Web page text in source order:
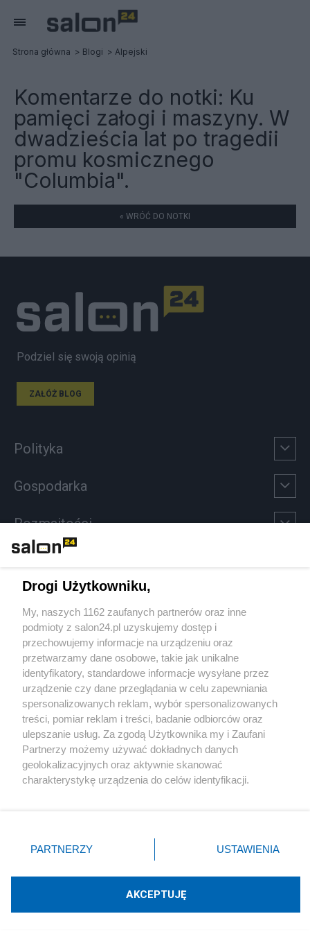
Strona główna Blogi Alpejski
Komentarze do notki: Ku
pamięci załogi i maszyny. W
dwadzieścia lat po tragedii
promu kosmicznego
"Columbia".
« WRÓĆ DO NOTKI
Podziel się swoją opinią
ZAŁÓŻ BLOG
Polityka
Gospodarka
Rozmaitości
Sport
Społeczeństwo
Kultura
X Facebook Instagram Youtube
Technologię dostarcza:W3media.pl
Drogi Użytkowniku,
My, naszych 1162 zaufanych partnerów oraz inne
podmioty z salon24.pl uzyskujemy dostęp i
przechowujemy informacje na urządzeniu oraz
przetwarzamy dane osobowe, takie jak unikalne
identyfikatory, standardowe informacje wysyłane przez
urządzenie czy dane przeglądania w celu zapewniania
spersonalizowanych reklam, wybór spersonalizowanych
treści, pomiar reklam i treści, badanie odbiorców oraz
ulepszanie usług. Za zgodą Użytkownika my i Zaufani
Partnerzy możemy używać dokładnych danych
geolokalizacyjnych oraz aktywnie skanować
charakterystykę urządzenia do celów identyfikacji.
zmienić/wycofać klikając przycisk ustawień prywatności
znajdujący się w lewym dolnym rogu strony
rodzaje przetwarzania danych nie wymagają zgody
użytkownika, ale masz prawo sprzeciwić się takiemu
PARTNERZY USTAWIENIA
AKCEPTUJĘ